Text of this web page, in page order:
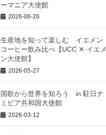
ーマニア大使館
2026-06-26
生産地を知って楽しむ イエメン
コーヒー飲み比べ【UCC ✕ イエメ
ン大使館】
2026-05-27
国歌から世界を知ろう in 駐日ナ
ミビア共和国大使館
2026-03-12